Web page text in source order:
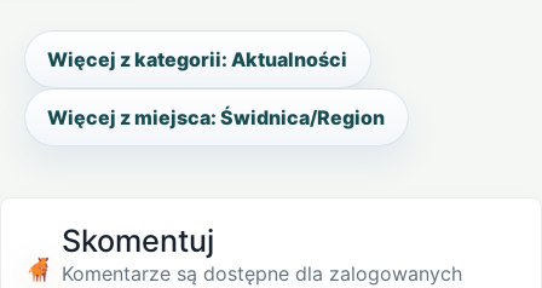
Więcej z kategorii: Aktualności
Więcej z miejsca: Świdnica/Region
Skomentuj
Komentarze są dostępne dla zalogowanych